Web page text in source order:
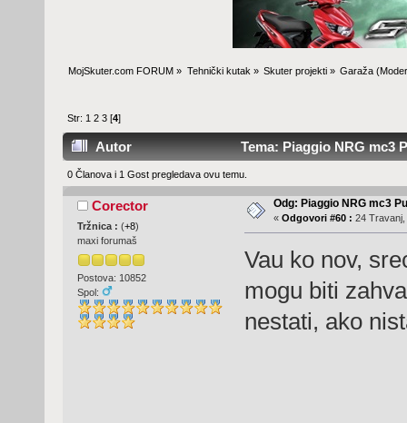
MojSkuter.com FORUM » Tehnički kutak » Skuter projekti» Garaža
Str: 1 2 3 [4]
Autor Tema: Piaggio NRG mc3
0 Članova i 1 Gost pregledava ovu temu.
Corector
Tržnica : (+8)
maxi forumaš
Postova: 10852
Spol:
Odg: Piaggio NRG mc3
« Odgovori #60 : 24
Vau ko nov,
mogu biti
nestati, ako